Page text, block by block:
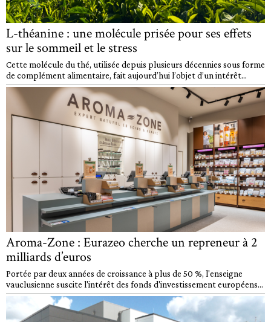
L-théanine : une molécule prisée pour ses effets
sur le sommeil et le stress
Cette molécule du thé, utilisée depuis plusieurs décennies sous forme
de complément alimentaire, fait aujourd’hui l’objet d’un intérêt...
Aroma-Zone : Eurazeo cherche un repreneur à 2
milliards d’euros
Portée par deux années de croissance à plus de 50 %, l'enseigne
vauclusienne suscite l'intérêt des fonds d'investissement européens...